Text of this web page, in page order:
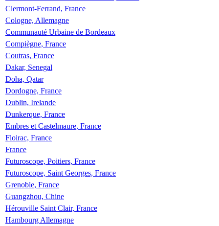
Clermont-Ferrand, France
Cologne, Allemagne
Communauté Urbaine de Bordeaux
Compiègne, France
Coutras, France
Dakar, Senegal
Doha, Qatar
Dordogne, France
Dublin, Irelande
Dunkerque, France
Embres et Castelmaure, France
Floirac, France
France
Futuroscope, Poitiers, France
Futuroscope, Saint Georges, France
Grenoble, France
Guangzhou, Chine
Hérouville Saint Clair, France
Hambourg Allemagne